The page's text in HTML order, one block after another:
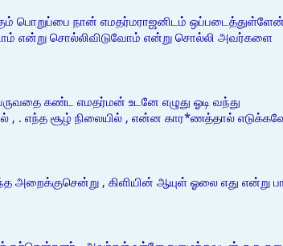
பொறுப்பை நான் எமதர்மராஜனிடம்
என்று சொல்லிவிடுவோம் என்று சொல்லி அவர்களை
கண்ட எமதர்மன் உடனே எழுது ஓடி வந்து
, . எந்த சூழ் நிலையில் , என்ன கார*ணத்தால்
அறைக்குசென்று , கிளியின் ஆயுள் ஓலை எது என்று